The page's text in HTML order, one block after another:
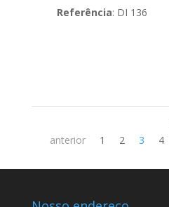
Referência: DI 136
anterior
1 2 3 4